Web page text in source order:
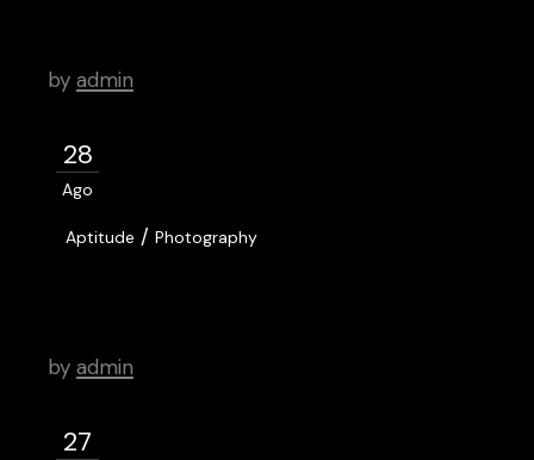
by admin
28
Ago
Aptitude /Photography
by admin
27